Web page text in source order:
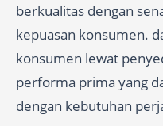
berkualitas dengan
kepuasan konsumen.
konsumen lewat
performa prima yang
dengan kebutuhan